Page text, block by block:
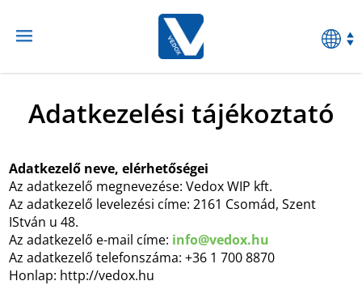
Adatkezelési tájékoztató
Adatkezelő neve, elérhetőségei
Az adatkezelő megnevezése: Vedox WIP kft.
Az adatkezelő levelezési címe: 2161 Csomád, Szent
IStván u 48.
Az adatkezelő e-mail címe: info@vedox.hu
Az adatkezelő telefonszáma: +36 1 700 8870
Honlap: http://vedox.hu